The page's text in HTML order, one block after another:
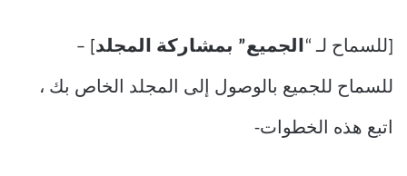
[للسماح لـ “الجميع” بمشاركة المجلد ] –
للسماح للجميع بالوصول إلى المجلد الخاص بك ،
اتبع هذه الخطوات-